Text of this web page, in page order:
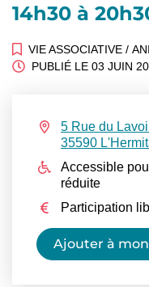
14h30 à
VIE ASSOCIATIVE /
PUBLIÉ LE 03 JUIN
5 Rue du
35590
Accessible
réduite
Participation
Ajouter à